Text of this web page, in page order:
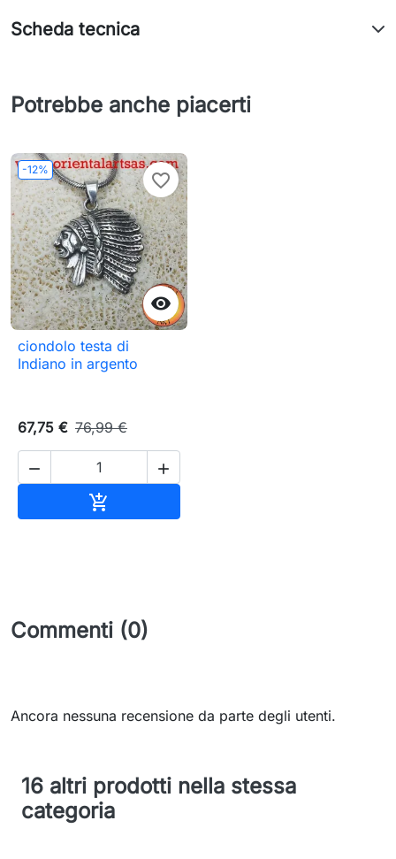
Scheda tecnica
Potrebbe anche piacerti
-12%

favorite_border
ciondolo testa di
Indiano in argento
67,75 € 76,99 €
 

Commenti (0)
Ancora nessuna recensione da parte degli utenti.
16 altri prodotti nella stessa
categoria